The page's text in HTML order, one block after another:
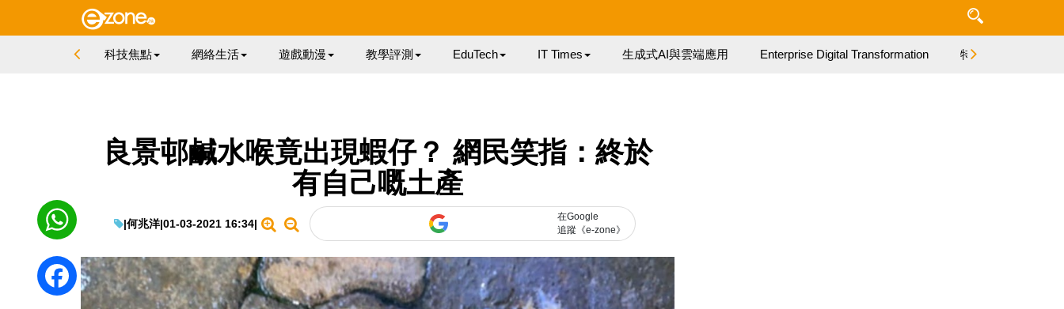
科技焦點 網絡生活 遊戲動漫 教學評測 EduTech IT Times 生成式AI與雲端應用 Enterprise Digital Transformation 特集
良景邨鹹水喉竟出現蝦仔？ 網民笑指：終於
有自己嘅土產
|何兆洋|01-03-2021 16:34|
在Google
追蹤《e-zone》
WhatsApp